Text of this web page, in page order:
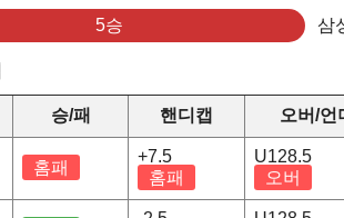
5승 삼
승/패 핸디캡 오버/언
홈패
+7.5
홈패
U128.5
오버